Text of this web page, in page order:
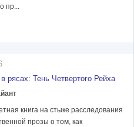
пр...
рясах: Тень Четвертого Рейха
книга на стыке расследования
прозы о том, как